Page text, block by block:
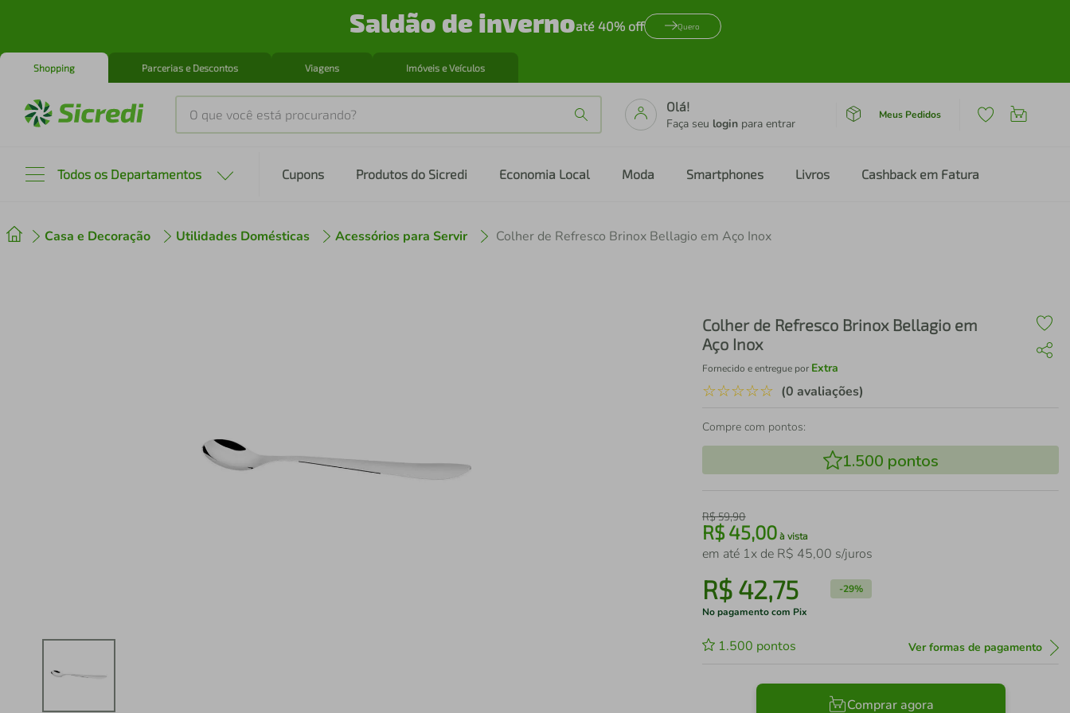
Saldão de invernoaté 40% off Quero
Shopping Parcerias e Descontos Viagens Imóveis e Veículos
O que você está procurando?
Olá!
Faça seu login para entrar
Meus Pedidos
Todos os Departamentos Cupons Produtos do Sicredi Economia Local Moda Smartphones Livros Cashback em Fatura
Casa e Decoração Utilidades Domésticas Acessórios para Servir Colher de Refresco Brinox Bellagio em Aço Inox
Colher de Refresco Brinox Bellagio em
Aço Inox
Fornecido e entregue por Extra
☆☆☆☆☆ (0 avaliações)
Compre com pontos:
1.500 pontos
R$59,90
R$45,00 à vista
em até 1x de R$ 45,00 s/juros
R$ 42,75 -29%
No pagamento com Pix
1.500 pontos Ver formas de pagamento
Comprar agora
º cafeteira